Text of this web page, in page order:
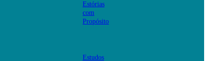
Estórias
com
Propósito
Estudos